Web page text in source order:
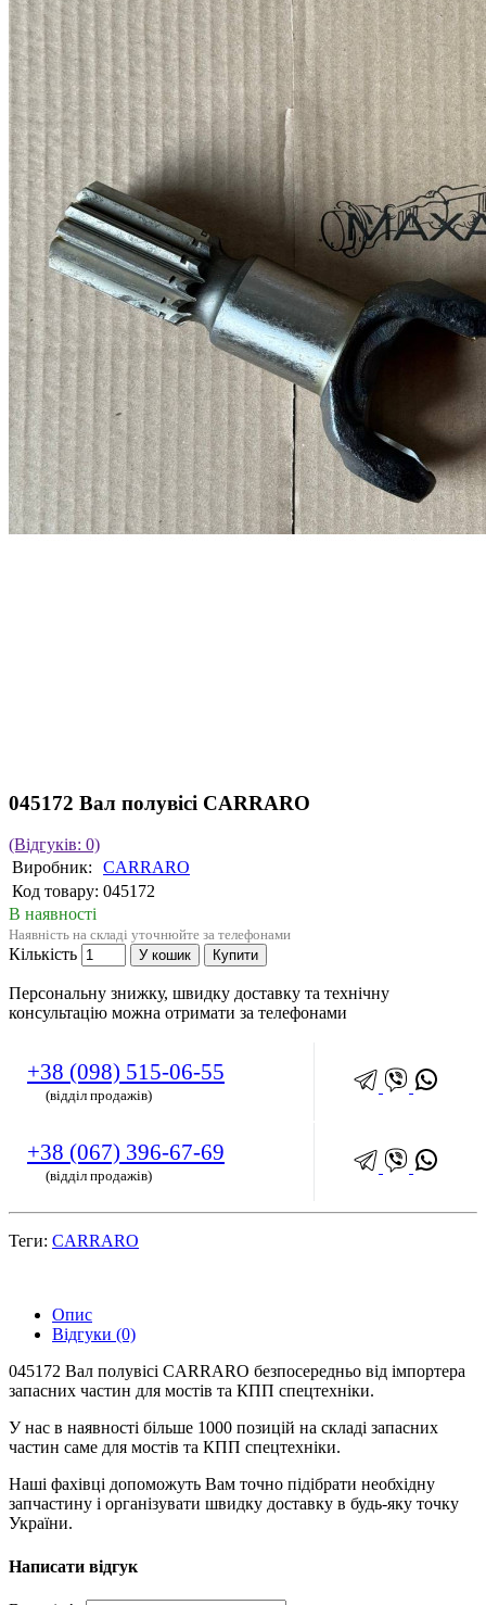
045172 Вал полувісі CARRARO
(Відгуків: 0)
Виробник:
CARRARO
Код товару: 045172
В наявності
Наявність на складі уточнюйте за телефонами
Кількість У кошик Купити
Персональну знижку, швидку доставку та технічну
консультацію можна отримати за телефонами
+38 (098) 515-06-55
(відділ продажів)
+38 (067) 396-67-69
(відділ продажів)
Теги: CARRARO
Опис
Відгуки (0)
045172 Вал полувісі CARRARO безпосередньо від імпортера
запасних частин для мостів та КПП спецтехніки.
У нас в наявності більше 1000 позицій на складі запасних
частин саме для мостів та КПП спецтехніки.
Наші фахівці допоможуть Вам точно підібрати необхідну
запчастину і організувати швидку доставку в будь-яку точку
України.
Написати відгук